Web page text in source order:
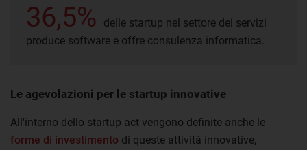
36,5%
delle startup nel settore dei servizi
produce software e offre consulenza informatica.
Le agevolazioni per le startup innovative
All'interno dello startup act vengono definite anche le
forme di investimento di queste attività innovative,